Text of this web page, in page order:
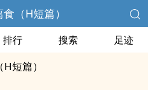
（H短篇）
排行 搜索 足迹
短篇）